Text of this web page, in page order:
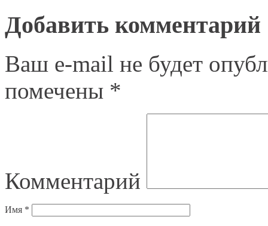
Добавить комментарий
Ваш e-mail не будет
помечены *
Комментарий
Имя *